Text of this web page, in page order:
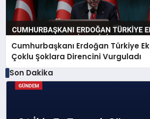
Cumhurbaşkanı Erdoğan Türkiye
Çoklu Şoklara Direncini Vurguladı
Son Dakika